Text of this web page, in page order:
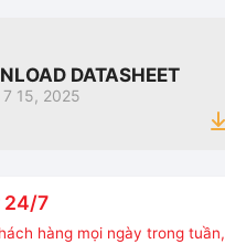
DATASHEET
15, 2025
24/7
hàng mọi ngày trong tuần,